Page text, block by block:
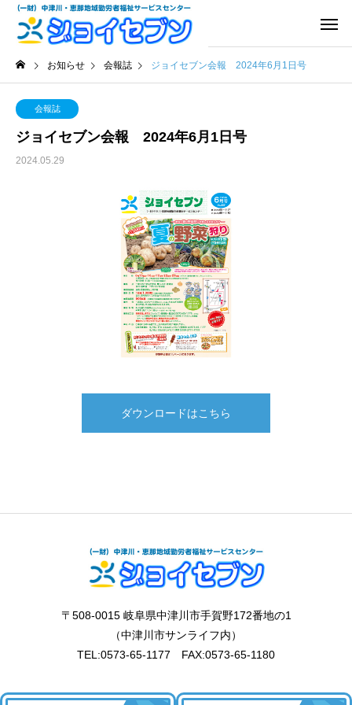
お知らせ 会報誌 ジョイセブン会報 2024年6月1日号
会報誌
ジョイセブン会報 2024年6月1日号
2024.05.29
ダウンロードはこちら
〒508-0015 岐阜県中津川市手賀野172番地の1
（中津川市サンライフ内）
TEL:0573-65-1177 FAX:0573-65-1180